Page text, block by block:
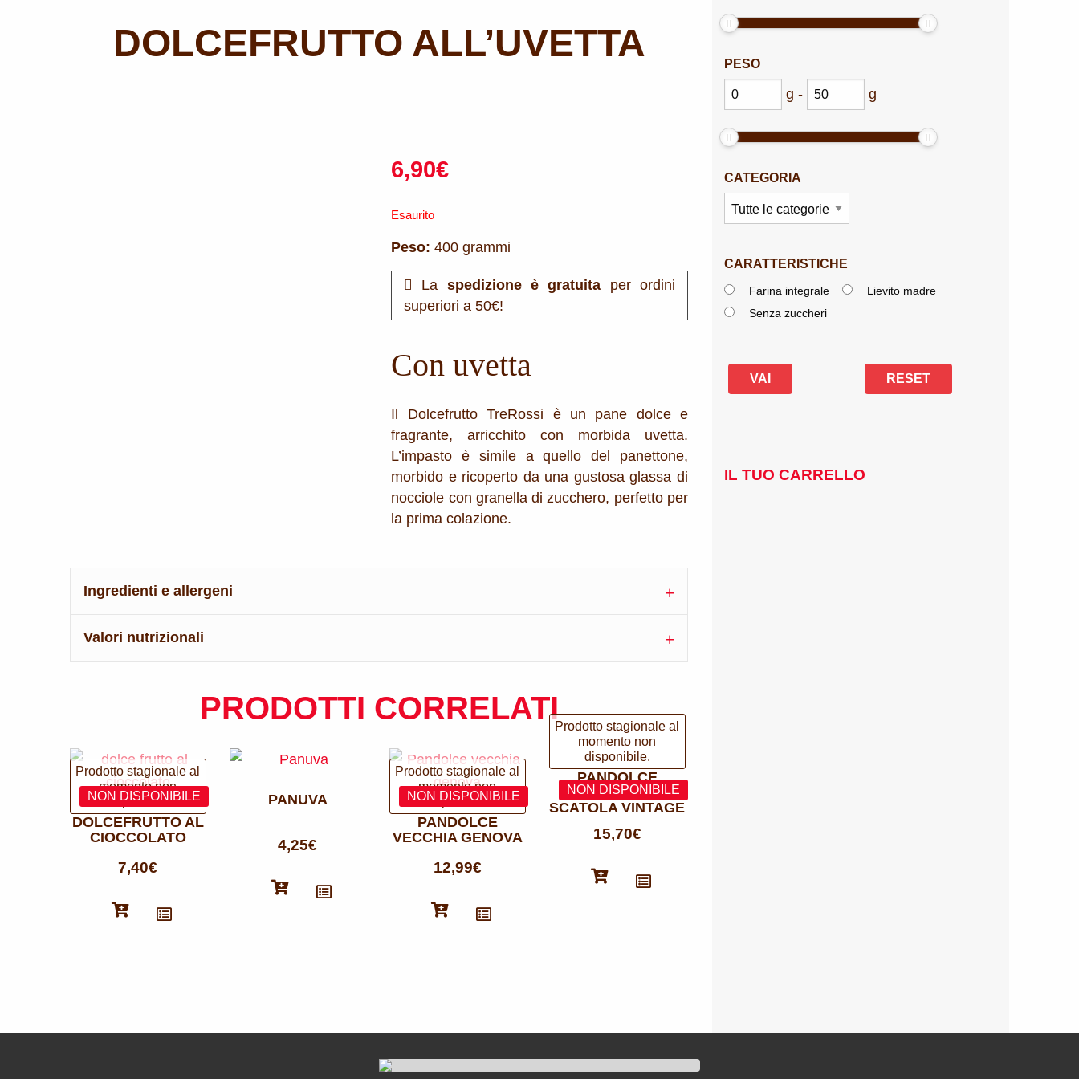
DOLCEFRUTTO ALL’UVETTA
6,90€
Esaurito
Peso:400 grammi
La spedizione è gratuita per ordini
superiori a 50€!
Con uvetta
Il Dolcefrutto TreRossi è un pane dolce e
fragrante, arricchito con morbida uvetta.
L’impasto è simile a quello del panettone,
morbido e ricoperto da una gustosa glassa di
nocciole con granella di zucchero, perfetto per
la prima colazione.
Ingredienti e allergeni
Valori nutrizionali
PRODOTTI CORRELATI
DOLCEFRUTTO AL
CIOCCOLATO
7,40€
PANUVA
4,25€
PANDOLCE
VECCHIA GENOVA
12,99€
PANDOLCE
GENOVESE
SCATOLA VINTAGE
15,70€
PESO
g - g
CATEGORIA
CARATTERISTICHE
Farina integrale
Lievito madre
Senza zuccheri
IL TUO CARRELLO